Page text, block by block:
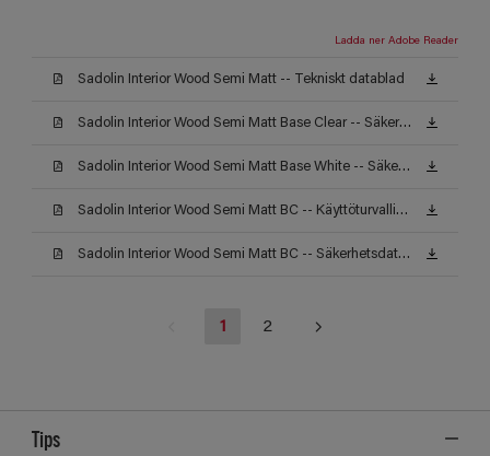
Ladda ner Adobe Reader
Sadolin Interior Wood Semi Matt -- Tekniskt datablad
Sadolin Interior Wood Semi Matt Base Clear -- Säkerhetsdatablad
Sadolin Interior Wood Semi Matt Base White -- Säkerhetsdatablad
Sadolin Interior Wood Semi Matt BC -- Käyttöturvallisuustiedote
Sadolin Interior Wood Semi Matt BC -- Säkerhetsdatablad
1 2
Tips